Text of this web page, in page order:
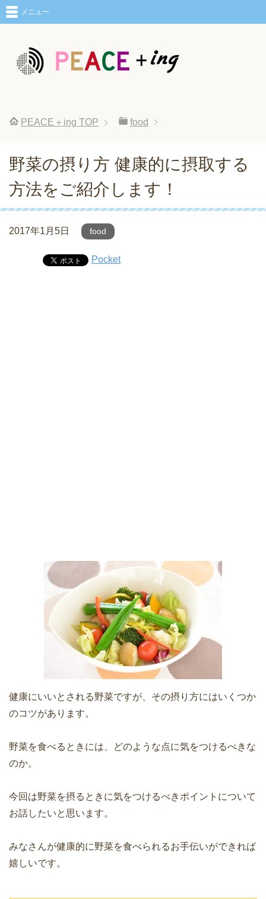
メニュー
PEACE＋ing TOP food
野菜の摂り方 健康的に摂取する
方法をご紹介します！
2017年1月5日 food
Pocket
健康にいいとされる野菜ですが、その摂り方にはいくつか
のコツがあります。
野菜を食べるときには、どのような点に気をつけるべきな
のか。
今回は野菜を摂るときに気をつけるべきポイントについて
お話したいと思います。
みなさんが健康的に野菜を食べられるお手伝いができれば
嬉しいです。